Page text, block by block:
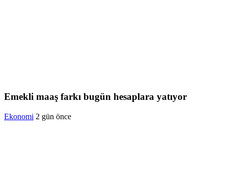
Emekli maaş farkı bugün hesaplara yatıyor
Ekonomi 2 gün önce